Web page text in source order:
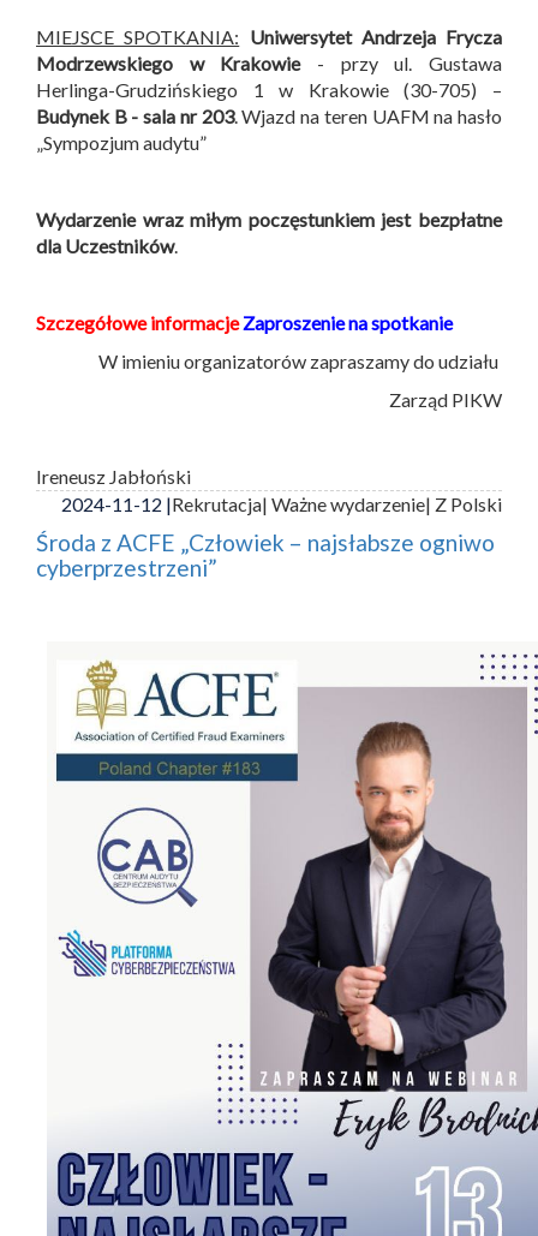
MIEJSCE SPOTKANIA: Uniwersytet Andrzeja Frycza
Modrzewskiego w Krakowie- przy ul. Gustawa
Herlinga-Grudzińskiego 1 w Krakowie (30-705) –
Budynek B - sala nr 203. Wjazd na teren UAFM na hasło
„Sympozjum audytu”
Wydarzenie wraz miłym poczęstunkiem jest bezpłatne
dla Uczestników.
Szczegółowe informacje Zaproszenie na spotkanie
W imieniu organizatorów zapraszamy do udziału
Zarząd PIKW
Ireneusz Jabłoński
2024-11-12 |Rekrutacja| Ważne wydarzenie| Z Polski
Środa z ACFE „Człowiek – najsłabsze ogniwo
cyberprzestrzeni”